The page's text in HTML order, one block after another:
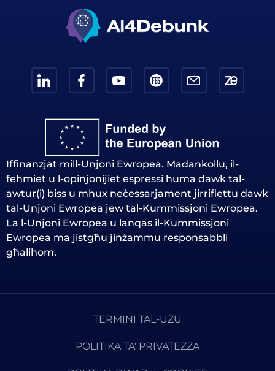
Iffinanzjat mill-Unjoni Ewropea. Madankollu, il-
fehmiet u l-opinjonijiet espressi huma dawk tal-
awtur(i) biss u mhux neċessarjament jirriflettu dawk
tal-Unjoni Ewropea jew tal-Kummissjoni Ewropea.
La l-Unjoni Ewropea u lanqas il-Kummissjoni
Ewropea ma jistgħu jinżammu responsabbli
għalihom.
TERMINI TAL-UŻU
POLITIKA TA' PRIVATEZZA